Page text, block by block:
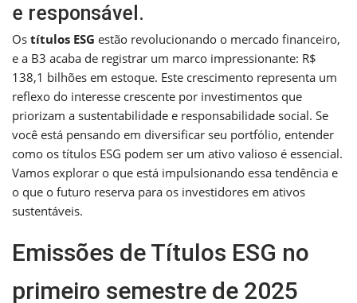
e responsável.
Os títulos ESG estão revolucionando o mercado financeiro,
e a B3 acaba de registrar um marco impressionante: R$
138,1 bilhões em estoque. Este crescimento representa um
reflexo do interesse crescente por investimentos que
priorizam a sustentabilidade e responsabilidade social. Se
você está pensando em diversificar seu portfólio, entender
como os títulos ESG podem ser um ativo valioso é essencial.
Vamos explorar o que está impulsionando essa tendência e
o que o futuro reserva para os investidores em ativos
sustentáveis.
Emissões de Títulos ESG no
primeiro semestre de 2025